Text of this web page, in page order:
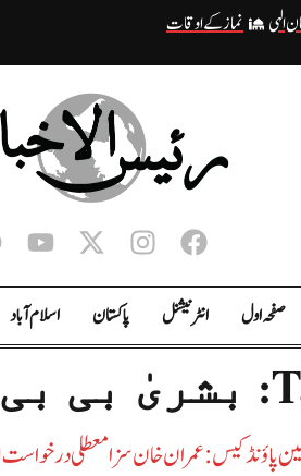
الہی نماز کے اوقات
صفحہ اول انٹر نیشنل پاکستان اسلام آباد
بشریٰ بی بی